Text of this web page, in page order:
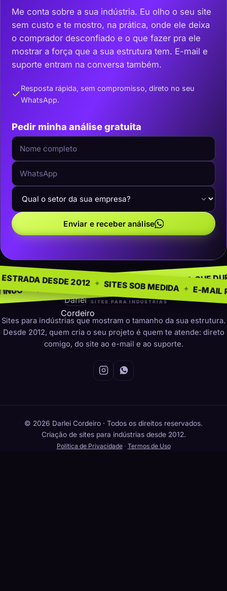
Me conta sobre a sua indústria. Eu olho o seu site
sem custo e te mostro, na prática, onde ele deixa
o comprador desconfiado e o que fazer pra ele
mostrar a força que a sua estrutura tem. E-mail e
suporte entram na conversa também.
Resposta rápida, sem compromisso, direto no seu
WhatsApp.
Pedir minha análise gratuita
Enviar e receber análise
INDÚSTRIAS ✦ PRESENÇA QUE DURA SEM
✦ NA ESTRADA DESDE 2012 ✦ SITES SOB
darleicordeiro
SITES PARA INDÚSTRIAS
Sites para indústrias que mostram o tamanho da sua estrutura.
Desde 2012, quem cria o seu projeto é quem te atende: direto
comigo, do site ao e-mail e ao suporte.
© 2026 Darlei Cordeiro · Todos os direitos reservados.
Criação de sites para indústrias desde 2012.
Política de Privacidade· Termos de Uso